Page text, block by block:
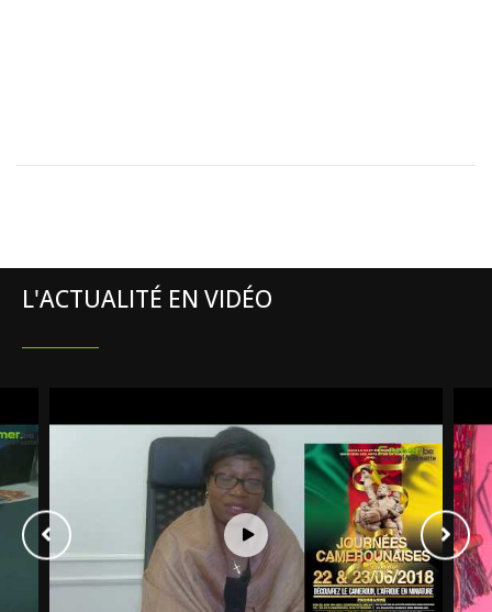
L'ACTUALITÉ EN VIDÉO